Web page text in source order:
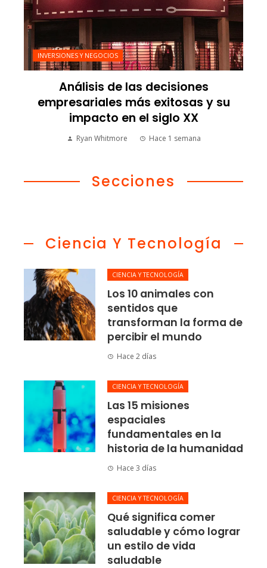
INVERSIONES Y NEGOCIOS
Análisis de las decisiones
empresariales más exitosas y su
impacto en el siglo XX
Ryan Whitmore Hace 1 semana
Secciones
Ciencia Y Tecnología
CIENCIA Y TECNOLOGÍA
Los 10 animales con
sentidos que
transforman la forma de
percibir el mundo
Hace 2 días
CIENCIA Y TECNOLOGÍA
Las 15 misiones
espaciales
fundamentales en la
historia de la humanidad
Hace 3 días
CIENCIA Y TECNOLOGÍA
Qué significa comer
saludable y cómo lograr
un estilo de vida
saludable